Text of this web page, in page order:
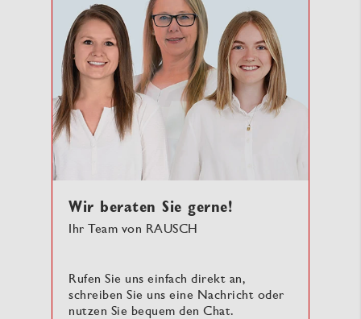
Wir beraten Sie gerne!
Ihr Team von RAUSCH
Rufen Sie uns einfach direkt an,
schreiben Sie uns eine Nachricht oder
nutzen Sie bequem den Chat.